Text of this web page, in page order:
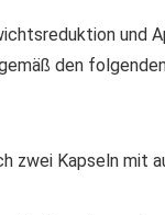
und
den
zwei Kapseln mit